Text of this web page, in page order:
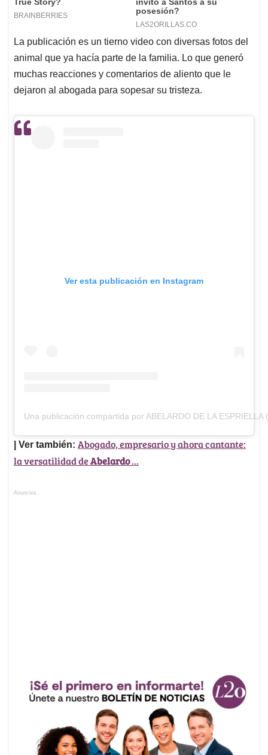
La publicación es un tierno video con diversas fotos del
animal que ya hacía parte de la familia. Lo que generó
muchas reacciones y comentarios de aliento que le
dejaron al abogada para sopesar su tristeza.
Ver esta publicación en Instagram
Una publicación compartida por ABELARDO DE LA
| Ver también: Abogado, empresario y ahora cantante:
la versatilidad deAbelardo...
Anuncios.